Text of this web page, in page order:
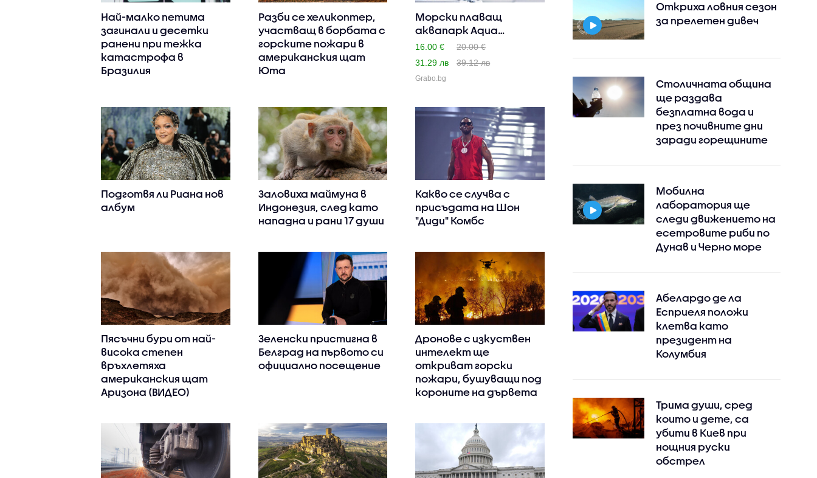
Най-малко петима
загинали и десетки
ранени при тежка
катастрофа в
Бразилия
Разби се хеликоптер,
участващ в борбата с
горските пожари в
американския щат
Юта
Морски плаващ
аквапарк Aqua
Adventure Gold F..
16.00 €
20.00 €
31.29 лв
39.12 лв
Grabo.bg
Подготвя ли Риана нов
албум
Заловиха маймуна в
Индонезия, след като
нападна и рани 17 души
Какво се случва с
присъдата на Шон
"Диди" Комбс
Пясъчни бури от най-
висока степен
връхлетяха
американския щат
Аризона (ВИДЕО)
Зеленски пристигна в
Белград на първото си
официално посещение
Дронове с изкуствен
интелект ще
откриват горски
пожари, бушуващи под
короните на дървета
Откриха ловния сезон
за прелетен дивеч
Столичната община
ще раздава
безплатна вода и
през почивните дни
заради горещините
Мобилна
лаборатория ще
следи движението на
есетровите риби по
Дунав и Черно море
Абелардо де ла
Есприеля положи
клетва като
президент на
Колумбия
Трима души, сред
които и дете, са
убити в Киев при
нощния руски
обстрел